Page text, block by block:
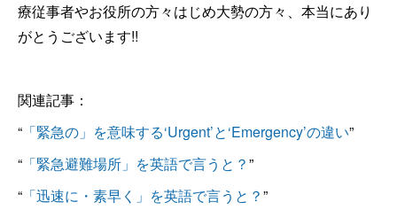
療従事者やお役所の方々はじめ大勢の方々、本当にあり
がとうございます!!
関連記事：
“ 「緊急の」を意味する‘Urgent’と‘Emergency’の違い”
“ 「緊急避難場所」を英語で言うと？”
“ 「迅速に・素早く」を英語で言うと？”